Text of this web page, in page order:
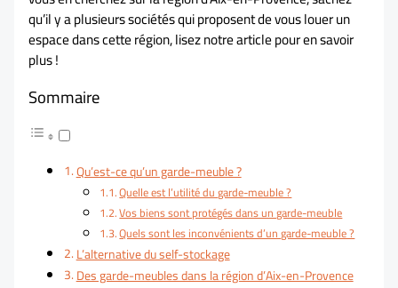
qu’il y a plusieurs sociétés qui proposent de vous louer un
espace dans cette région, lisez notre article pour en savoir
plus !
Sommaire
Qu’est-ce qu’un garde-meuble ?
Quelle est l’utilité du garde-meuble ?
Vos biens sont protégés dans un garde-meuble
Quels sont les inconvénients d’un garde-meuble ?
L’alternative du self-stockage
Des garde-meubles dans la région d’Aix-en-Provence